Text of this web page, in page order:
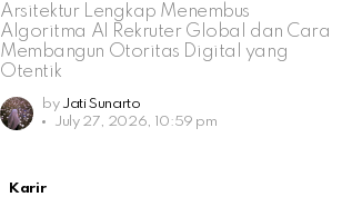
Arsitektur Lengkap Menembus
Algoritma AI Rekruter Global dan Cara
Membangun Otoritas Digital yang
Otentik
by Jati Sunarto
July 27, 2026, 10:59 pm
Karir